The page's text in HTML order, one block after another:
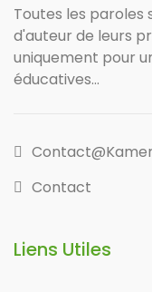
Toutes les
d'auteur de leurs
uniquement pour
éducatives...
Contact
Liens Utiles